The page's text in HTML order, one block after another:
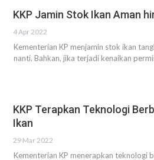
KKP Jamin Stok Ikan Aman
4 Apr 2022
Kementerian KP menjamin stok ikan
nanti. Bahkan, jika terjadi kenaikan
KKP Terapkan Teknologi
Ikan
29 Mar 2022
Kementerian KP menerapkan teknologi